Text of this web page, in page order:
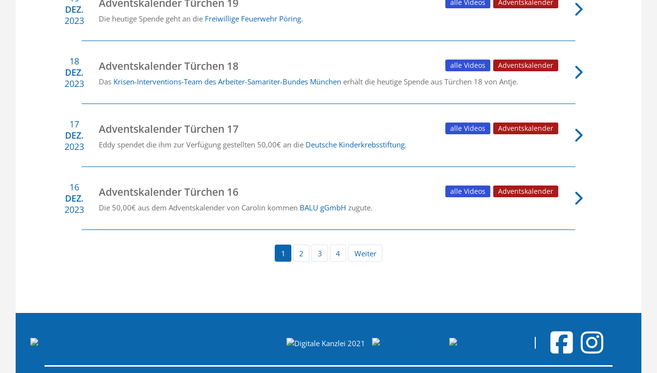
DEZ.
2023
Adventskalender
alle Videos
Die heutige Spende geht an die Freiwillige Feuerwehr Pöring.
18
DEZ.
2023
Adventskalender Türchen 18 Adventskalender
alle Videos
Das Krisen-Interventions-Team des Arbeiter-Samariter-Bundes München erhält die heutige Spende aus Türchen 18 von Antje.
17
DEZ.
2023
Adventskalender Türchen 17 Adventskalender
alle Videos
Eddy spendet die ihm zur Verfügung gestellten 50,00€ an die Deutsche Kinderkrebsstiftung.
16
DEZ.
2023
Adventskalender Türchen 16 Adventskalender
alle Videos
Die 50,00€ aus dem Adventskalender von Carolin kommen BALU gGmbH zugute.
1 2 3 4 Weiter